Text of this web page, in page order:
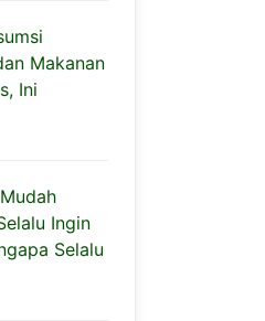
Makanan
Ini
Ingin
Selalu